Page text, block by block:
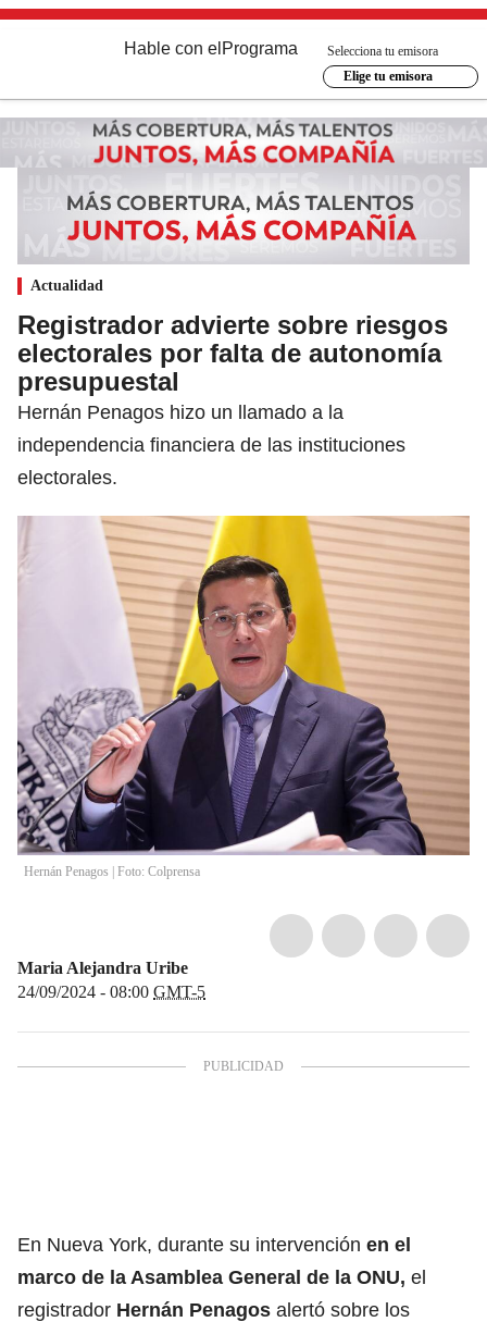
Hable con el Programa
Selecciona tu emisora
Elige tu emisora
Actualidad
Registrador advierte sobre riesgos
electorales por falta de autonomía
presupuestal
Hernán Penagos hizo un llamado a la
independencia financiera de las instituciones
electorales.
Hernán Penagos | Foto: Colprensa
Maria Alejandra Uribe
24/09/2024 - 08:00 GMT-5
En Nueva York, durante su intervención en el
marco de la Asamblea General de la ONU, el
registrador Hernán Penagos alertó sobre los